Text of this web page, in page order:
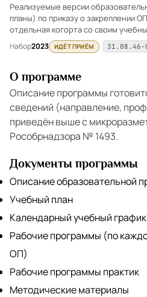
Реализуемые версии
планы) по приказу о закреплении
отдельная когорта со своим
Набор2023 ИДЁТ ПРИЁМ 31.08.46-
О программе
Описание программы
сведений (направление,
приведён выше с
Рособрнадзора № 1493.
Документы программы
Описание образовательной
Учебный план
Календарный учебный график
Рабочие программы (по
ОП)
Рабочие программы практик
Методические материалы